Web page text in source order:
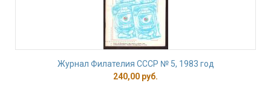
Журнал Филателия СССР № 5, 1983 год
240,00 руб.